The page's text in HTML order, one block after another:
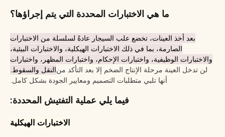
ما هي الاختبارات المحددة التي يتم إجراؤها؟
بعد أخذ العينات، تخضع علب السيجار عادةً لسلسلة من الاختبارات
الصارمة، بما في ذلك الاختبارات الهيكلية، والاختبارات البيئية،
والاختبارات الوظيفية، واختبارات الإحكام، واختبارات المظهر، واختبارات
النقل والسقوط.لن تدخل العينة مرحلة الإنتاج الضخم إلا بعد التأكد من
أنها تلبي متطلبات التصميم ومعايير الجودة بشكل كامل.
فيما يلي عملية التفتيش المحددة:
الاختبارات الهيكلية